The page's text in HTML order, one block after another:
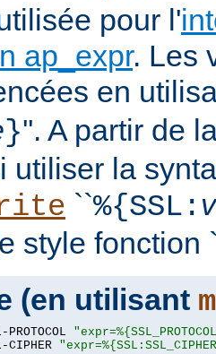
pour l'
ap_expr. Les
en
}''. A partir de
utiliser la
``%{SSL:
style fonction
(en utilisant